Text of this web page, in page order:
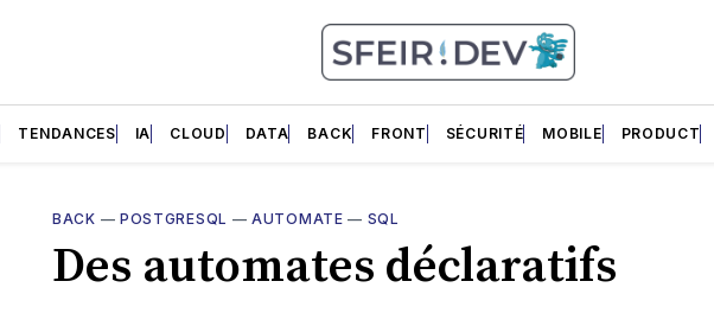
TENDANCES IA CLOUD DATA BACK FRONT SÉCURITÉ MOBILE PRODUCT
BACK — POSTGRESQL —AUTOMATE — SQL
Des automates déclaratifs